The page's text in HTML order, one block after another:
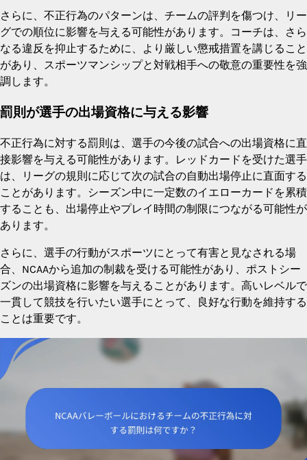
さらに、不正行為のパターンは、チームの評判を傷つけ、リー
グでの順位に影響を与える可能性があります。コーチは、さら
なる違反を抑止するために、より厳しい懲戒措置を講じること
があり、スポーツマンシップと対戦相手への敬意の重要性を強
調します。
罰則が選手の出場資格に与える影響
不正行為に対する罰則は、選手の今後の試合への出場資格に直
接影響を与える可能性があります。レッドカードを受けた選手
は、リーグの規則に応じて次の試合の自動出場停止に直面する
ことがあります。シーズン中に一定数のイエローカードを累積
することも、出場停止やプレイ時間の制限につながる可能性が
あります。
さらに、選手の行動がスポーツにとって有害と見なされる場
合、NCAAから追加の制裁を受ける可能性があり、ポストシー
ズンの出場資格に影響を与えることがあります。高いレベルで
一貫して競技を行いたい選手にとって、良好な行動を維持する
ことは重要です。